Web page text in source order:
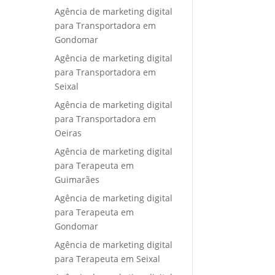
Agência de marketing digital
para Transportadora em
Gondomar
Agência de marketing digital
para Transportadora em
Seixal
Agência de marketing digital
para Transportadora em
Oeiras
Agência de marketing digital
para Terapeuta em
Guimarães
Agência de marketing digital
para Terapeuta em
Gondomar
Agência de marketing digital
para Terapeuta em Seixal